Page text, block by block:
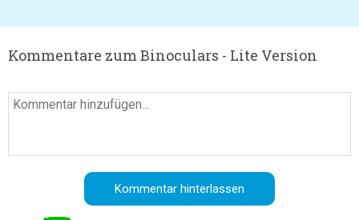
Kommentare zum Binoculars - Lite Version